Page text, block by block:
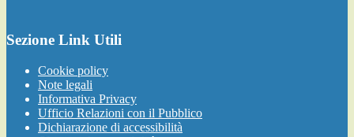
Sezione Link Utili
Cookie policy
Note legali
Informativa Privacy
Ufficio Relazioni con il Pubblico
Dichiarazione di accessibilità